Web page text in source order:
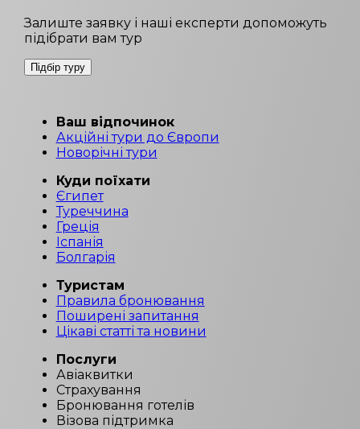
Залиште заявку і наші експерти допоможуть
підібрати вам тур
Підбір туру
Ваш відпочинок
Акційні тури до Європи
Новорічні тури
Куди поїхати
Єгипет
Туреччина
Греція
Іспанія
Болгарія
Туристам
Правила бронювання
Поширені запитання
Цікаві статті та новини
Послуги
Авіаквитки
Страхування
Бронювання готелів
Візова підтримка